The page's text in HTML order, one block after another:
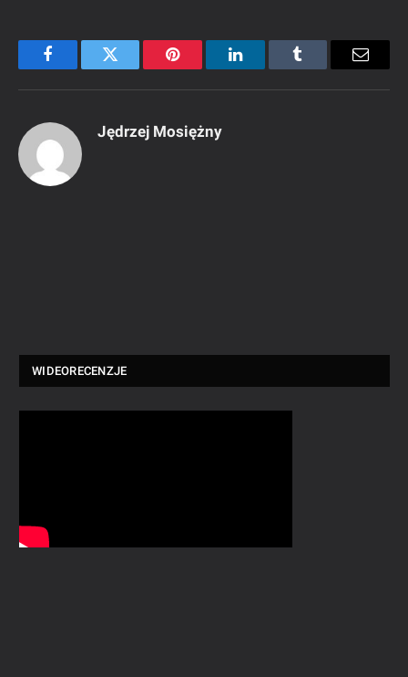
FacebookTwitter Pinterest LinkedInTumblr Email
Jędrzej Mosiężny
WIDEORECENZJE